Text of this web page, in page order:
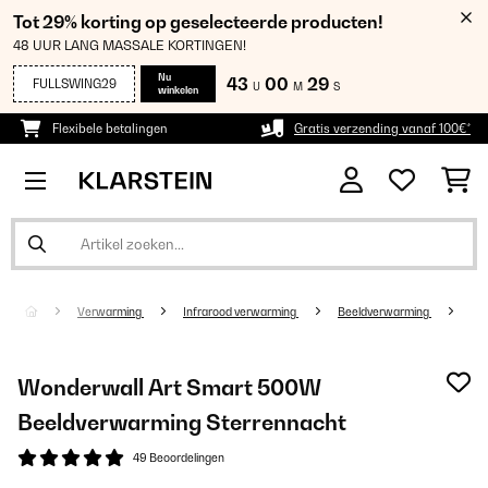
Tot 29% korting op geselecteerde producten!
48 UUR LANG MASSALE KORTINGEN!
FULLSWING29
Nu
winkelen
43 U 00 M 29 S
Flexibele betalingen Gratis verzending vanaf 100€*
Verwarming Infrarood verwarming Beeldverwarming
Wonderwall Art Smart 500W
Beeldverwarming Sterrennacht
49 Beoordelingen